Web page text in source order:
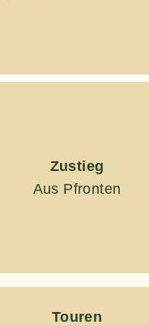
Zustieg
Aus Pfronten
Touren